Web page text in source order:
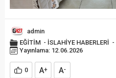
admin
EĞİTİM - İSLAHİYE HABERLERİ -
Yayınlama: 12.06.2026
0 A+ A-